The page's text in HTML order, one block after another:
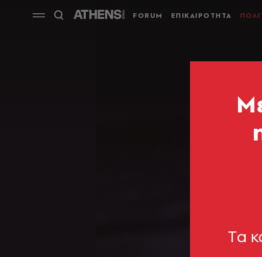
FORUM ΕΠΙΚΑΙΡΟΤΗΤΑ
Tα